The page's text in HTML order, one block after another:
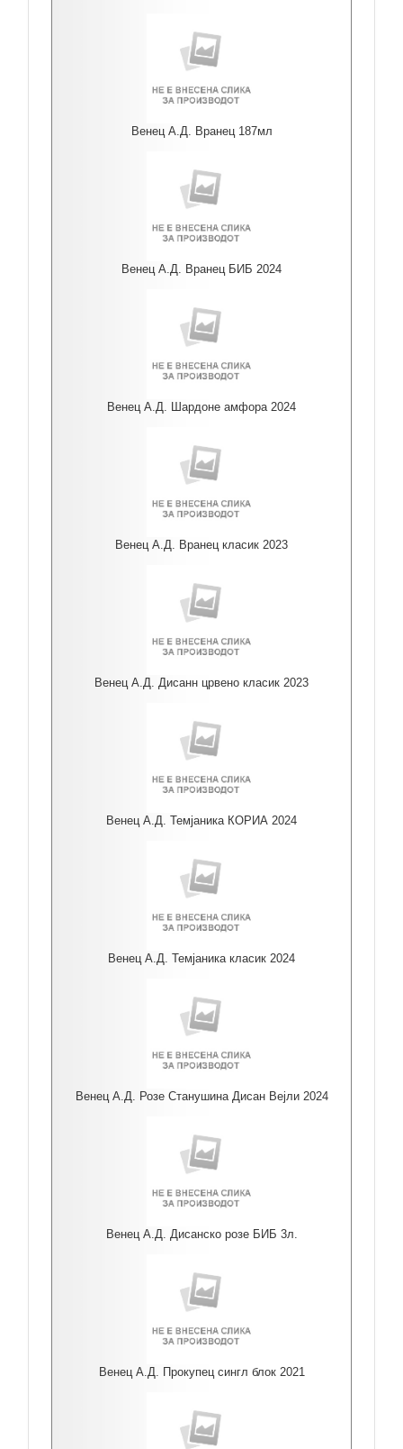
Венец А.Д. Вранец 187мл
Венец А.Д. Вранец БИБ 2024
Венец А.Д. Шардоне амфора 2024
Венец А.Д. Вранец класик 2023
Венец А.Д. Дисанн црвено класик 2023
Венец А.Д. Темјаника КОРИА 2024
Венец А.Д. Темјаника класик 2024
Венец А.Д. Розе Станушина Дисан Вејли 2024
Венец А.Д. Дисанско розе БИБ 3л.
Венец А.Д. Прокупец сингл блок 2021